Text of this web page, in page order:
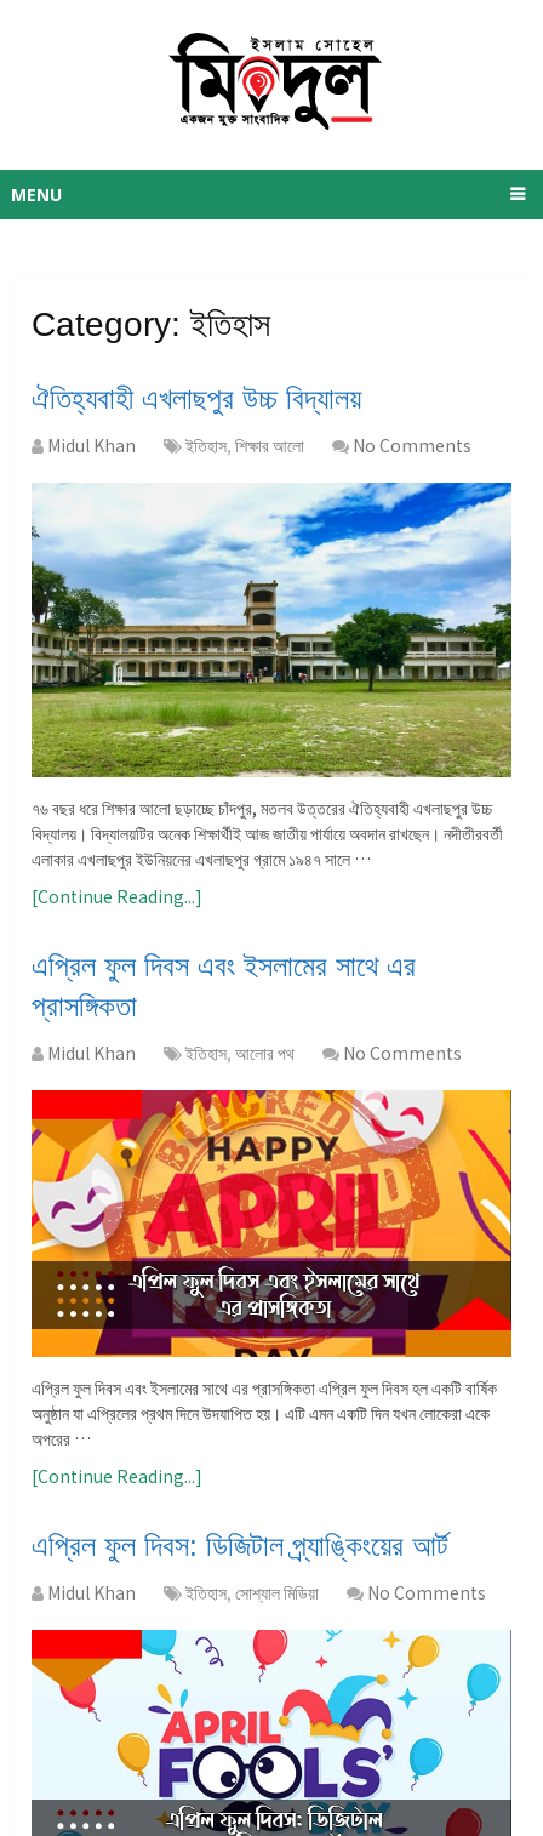
MENU
Category:ইতিহাস
ঐতিহ্যবাহী এখলাছপুর উচ্চ বিদ্যালয়
Midul Khan ইতিহাস,শিক্ষার আলো No Comments
৭৬ বছর ধরে শিক্ষার আলো ছড়াচ্ছে চাঁদপুর, মতলব উত্তরের ঐতিহ্যবাহী এখলাছপুর উচ্চ
বিদ্যালয়। বিদ্যালয়টির অনেক শিক্ষার্থীই আজ জাতীয় পার্যায়ে অবদান রাখছেন। নদীতীরবর্তী
এলাকার এখলাছপুর ইউনিয়নের এখলাছপুর গ্রামে ১৯৪৭ সালে …
[Continue Reading...]
এপ্রিল ফুল দিবস এবং ইসলামের সাথে এর
প্রাসঙ্গিকতা
Midul Khan ইতিহাস,আলোর পথ No Comments
এপ্রিল ফুল দিবস এবং ইসলামের সাথে এর প্রাসঙ্গিকতা এপ্রিল ফুল দিবস হল একটি বার্ষিক
অনুষ্ঠান যা এপ্রিলের প্রথম দিনে উদযাপিত হয়। এটি এমন একটি দিন যখন লোকেরা একে
অপরের …
[Continue Reading...]
এপ্রিল ফুল দিবস: ডিজিটাল প্র্যাঙ্কিংয়ের আর্ট
Midul Khan ইতিহাস,সোশ্যাল মিডিয়া No Comments